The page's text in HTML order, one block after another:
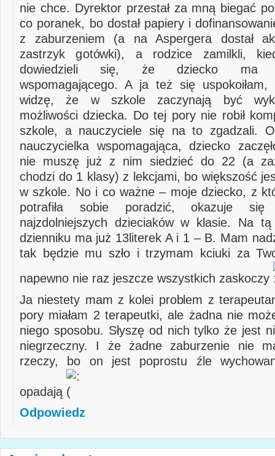
nie chce. Dyrektor przestał za mną biegać
co poranek, bo dostał papiery i
z zaburzeniem (a na Aspergera dostał
zastrzyk gotówki), a rodzice zamilkli,
dowiedzieli się, że dziecko ma
wspomagającego. A ja też się uspokoiłam,
widzę, że w szkole zaczynają być
możliwości dziecka. Do tej pory nie robił
szkole, a nauczyciele się na to zgadzali.
nauczycielka wspomagająca, dziecko
nie muszę już z nim siedzieć do 22 (a
chodzi do 1 klasy) z lekcjami, bo większość
w szkole. No i co ważne – moje dziecko, z
potrafiła sobie poradzić, okazuje
najzdolniejszych dzieciaków w klasie. Na
dzienniku ma już 13literek A i 1 – B. Mam
tak będzie mu szło i trzymam kciuki za
napewno nie raz jeszcze wszystkich zaskoczy
Ja niestety mam z kolei problem z
pory miałam 2 terapeutki, ale żadna nie
niego sposobu. Słyszę od nich tylko że jest
niegrzeczny. I że żadne zaburzenie nie
rzeczy, bo on jest poprostu źle
opadają
Odpowiedz